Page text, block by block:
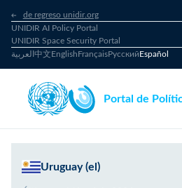
de regreso unidir.org
UNIDIR AI Policy Portal
UNIDIR Space Security Portal
العربية 中文EnglishFrançaisРусскийEspañol
Portal de
Uruguay (el)